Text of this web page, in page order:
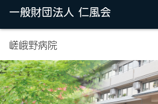
嵯峨野病院